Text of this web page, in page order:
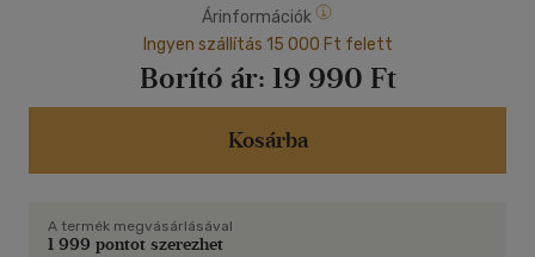
Árinformációk
Ingyen szállítás 15 000 Ft felett
Borító ár: 19 990 Ft
Kosárba
A termék megvásárlásával
1 999 pontot szerezhet